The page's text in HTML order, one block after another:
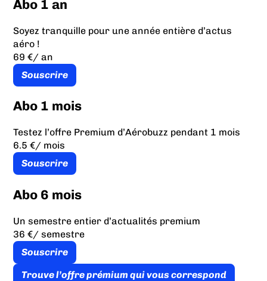
Abo 1 an
Soyez tranquille pour une année entière d’actus
aéro !
69 €/ an
Souscrire
Abo 1 mois
Testez l’offre Premium d’Aérobuzz pendant 1 mois
6.5 €/ mois
Souscrire
Abo 6 mois
Un semestre entier d’actualités premium
36 €/ semestre
Souscrire
Trouve l’offre prémium qui vous correspond